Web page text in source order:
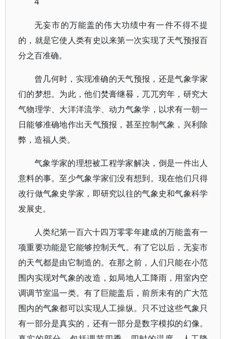
无妄市的万能盖的伟大功绩中有一件不得不提
的，就是它使人类有史以来第一次实现了天气预报百
分之百准确。
曾几何时，实现准确的天气预报，还是气象学家
们的梦想。为此，他们焚膏继晷，兀兀穷年，研究大
气物理学、大洋洋流学、动力气象学，以求有一朝一
日能够准确地作出天气预报，甚至控制气象，兴利除
弊，造福人类。
气象学家的理想被工程学家解决，倒是一件出人
意料的事。至少气象学家们没有想到。现在他们只得
改行做气象史学家，即研究以往的气象史和气象科学
发展史。
人类纪第一百六十四万零零年建成的万能盖有一
项重要功能是它能够控制天气。有了它以后，无妄市
的天气都是由它制造的。在那之前，人们只能在小范
围内实现对气象的改造，如局地人工降雨，用室内空
调调节室温一类。有了巨能盖后，前所未有的广大范
围内的气象都可以实现人工操纵。只不过这些气象只
有一部分是真实的，还有一部分是数字模拟的幻像。